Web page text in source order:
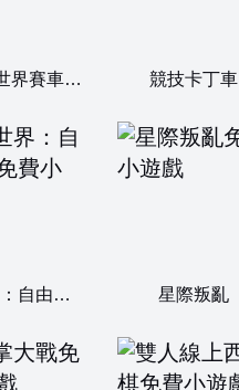
GT 開放世界賽車雙人版 競技卡丁車
我的世界：自由王國 星際叛亂